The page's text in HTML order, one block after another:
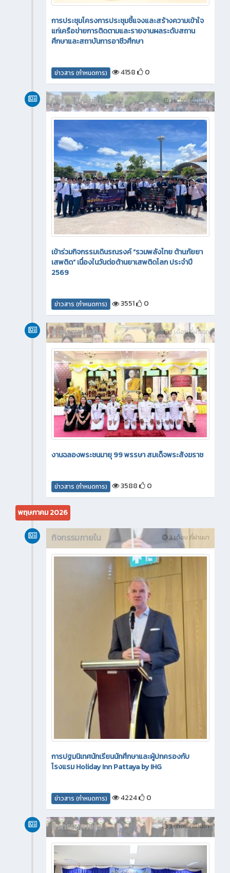
การประชุมโครงการประชุมชี้แจงและสร้างความเข้าใจ
แก่เครือข่ายการติดตามและรายงานผลระดับสถาน
ศึกษาและสถาบันการอาชีวศึกษา
ข่าวสาร (กำหนดการ) 4158 0
1 เดือน ที่ผ่านมา
กิจกรรมภายใน
เข้าร่วมกิจกรรมเดินรณรงค์ “รวมพลังไทย ต้านภัยยา
เสพติด” เนื่องในวันต่อต้านยาเสพติดโลก ประจำปี
2569
ข่าวสาร (กำหนดการ) 3551 0
1 เดือน ที่ผ่านมา
กิจกรรมภายใน
งานฉลองพระชนมายุ 99 พรรษา สมเด็จพระสังฆราช
ข่าวสาร (กำหนดการ) 3588 0
พฤษภาคม 2026
3 เดือน ที่ผ่านมา
กิจกรรมภายใน
การปฐมนิเทศนักเรียนนักศึกษาและผู้ปกครองกับ
โรงแรม Holiday Inn Pattaya by IHG
ข่าวสาร (กำหนดการ) 4224 0
3 เดือน ที่ผ่านมา
กิจกรรมภายใน